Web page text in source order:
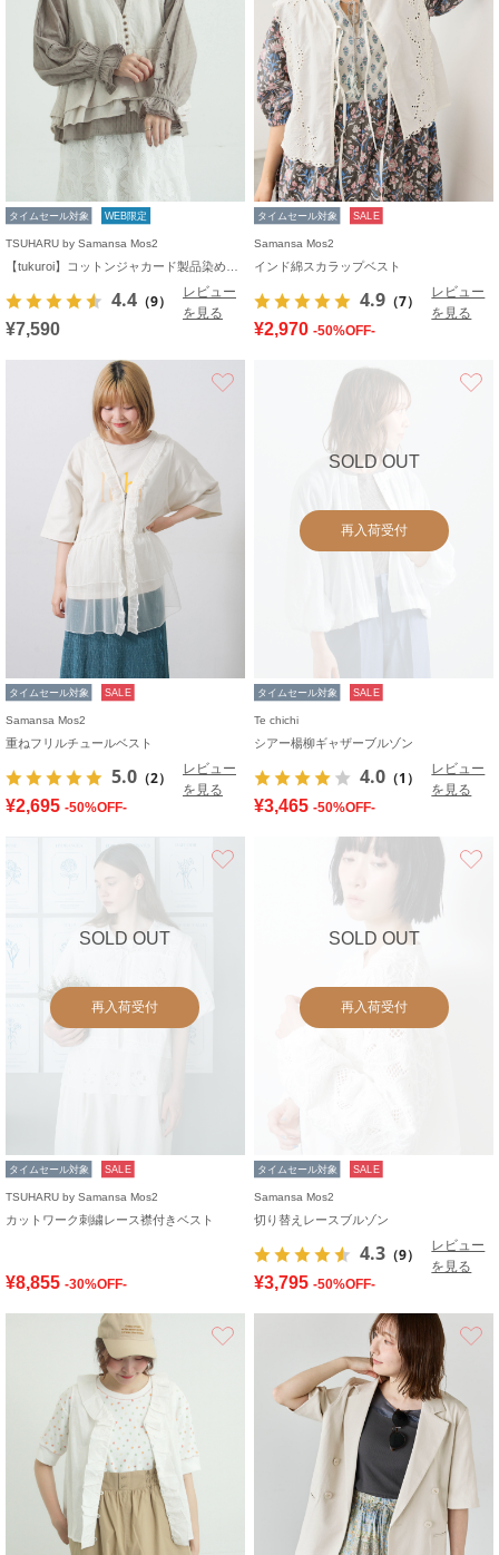
タイムセール対象 WEB限定
TSUHARU by Samansa Mos2
4.4 （9）
レビュー
を見る
¥7,590
タイムセール対象 SALE
Samansa Mos2
インド綿スカラップベスト
4.9 （7）
レビュー
を見る
¥2,970 -50%OFF-
タイムセール対象 SALE
Samansa Mos2
重ねフリルチュールベスト
5.0 （2）
レビュー
を見る
¥2,695 -50%OFF-
SOLD OUT
再入荷受付
タイムセール対象 SALE
Te chichi
シアー楊柳ギャザーブルゾン
4.0 （1）
レビュー
を見る
¥3,465 -50%OFF-
SOLD OUT
再入荷受付
タイムセール対象 SALE
TSUHARU by Samansa Mos2
カットワーク刺繍レース襟付きベスト
¥8,855 -30%OFF-
SOLD OUT
再入荷受付
タイムセール対象 SALE
Samansa Mos2
切り替えレースブルゾン
4.3 （9）
レビュー
を見る
¥3,795 -50%OFF-